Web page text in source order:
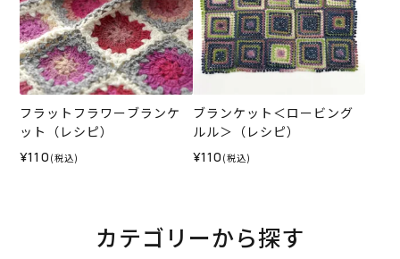
フラットフラワーブランケ
ット（レシピ）
¥110 (税込)
ブランケット＜ロービング
ルル＞（レシピ）
¥110 (税込)
カテゴリーから探す